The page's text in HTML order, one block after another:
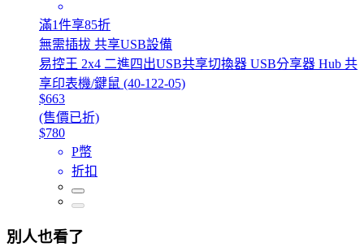
滿1件享85折
無需插拔 共享USB設備
易控王 2x4 二進四出USB共享切換器 USB分享器 Hub 共
享印表機/鍵鼠 (40-122-05)
$663
(售價已折)
$780
P幣
折扣
別人也看了